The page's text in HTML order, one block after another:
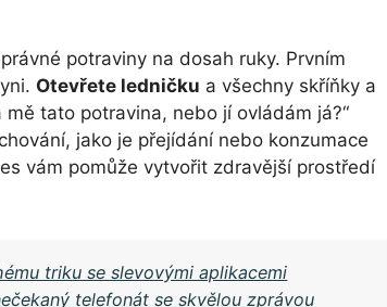
potraviny na dosah ruky. Prvním
Otevřete ledničku a všechny skříňky a
tato potravina, nebo jí ovládám já?“
jako je přejídání nebo konzumace
vám pomůže vytvořit zdravější prostředí
triku se slevovými aplikacemi
telefonát se skvělou zprávou